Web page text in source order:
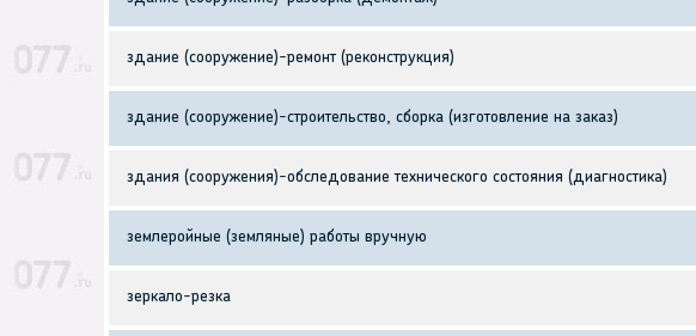
здание (сооружение)-ремонт (реконструкция)
здание (сооружение)-строительство, сборка (изготовление на заказ)
здания (сооружения)-обследование технического состояния (диагностика)
землеройные (земляные) работы вручную
зеркало-резка